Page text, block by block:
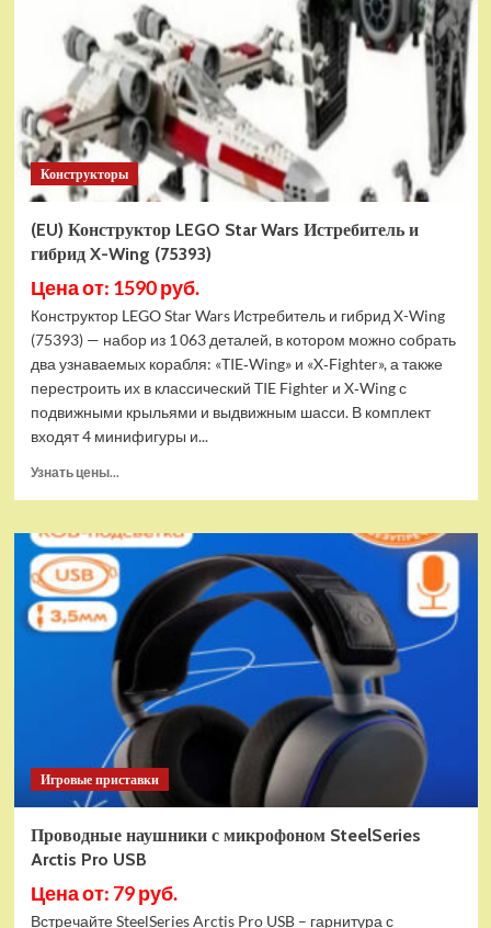
Шанг-
Чи
и
Великий
Защитник
(30454)
Конструкторы
(EU) Конструктор LEGO Star Wars Истребитель и
гибрид X-Wing (75393)
Цена от: 1590 руб.
Конструктор LEGO Star Wars Истребитель и гибрид X-Wing
(75393) — набор из 1 063 деталей, в котором можно собрать
два узнаваемых корабля: «TIE‑Wing» и «X‑Fighter», а также
перестроить их в классический TIE Fighter и X‑Wing с
подвижными крыльями и выдвижным шасси. В комплект
входят 4 минифигуры и...
Узнать цены...
(EU)
Конструктор
LEGO
Star
Wars
Истребитель
и
гибрид
X-
Wing
(75393)
Игровые приставки
Проводные наушники с микрофоном SteelSeries
Arctis Pro USB
Цена от: 79 руб.
Встречайте SteelSeries Arctis Pro USB – гарнитура с